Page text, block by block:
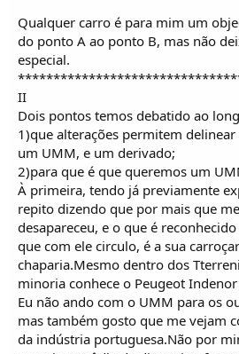
Qualquer carro é para mim um
do ponto A ao ponto B, mas não
especial.
II
Dois pontos temos debatido ao
1)que alterações permitem
um UMM, e um derivado;
2)para que é que queremos um
À primeira, tendo já previamente
repito dizendo que por mais que
desapareceu, e o que é
que com ele circulo, é a sua
chaparia.Mesmo dentro dos
minoria conhece o Peugeot
Eu não ando com o UMM para os
mas também gosto que me vejam
da indústria portuguesa.Não por